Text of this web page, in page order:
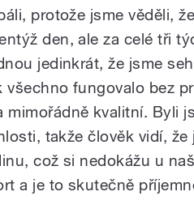
protože jsme věděli,
den, ale za celé tři
jedinkrát, že jsme
všechno fungovalo bez
mimořádně kvalitní. Byli
takže člověk vidí,
což si nedokážu u
a je to skutečně